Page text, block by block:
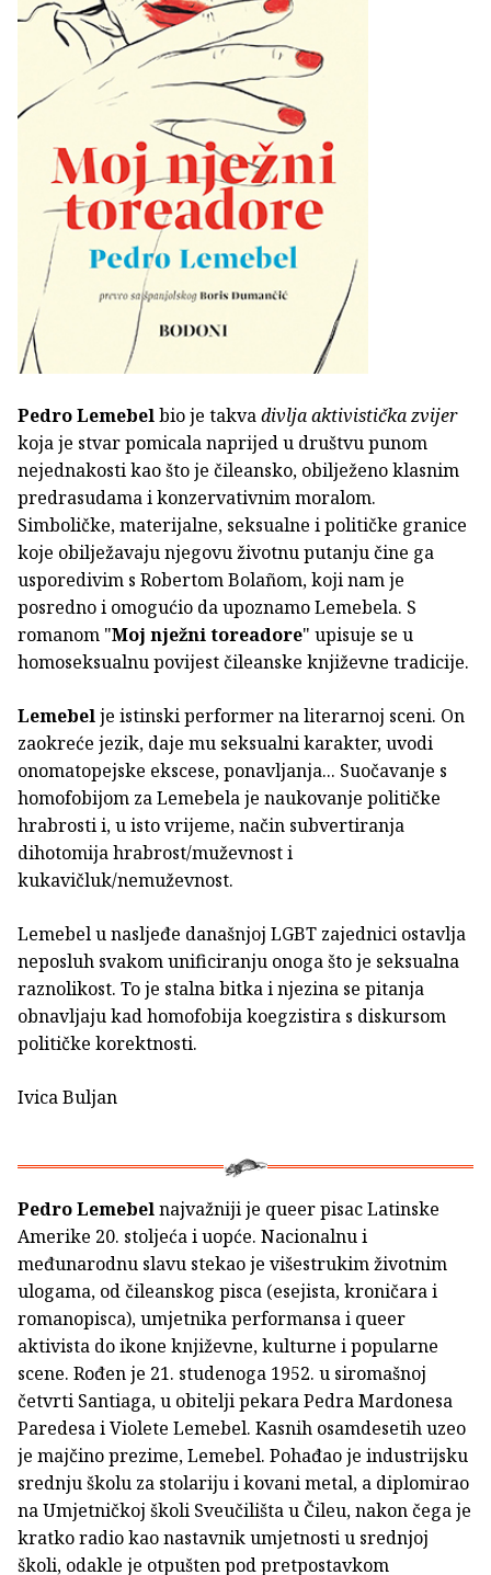
Pedro Lemebelbio je takvadivlja aktivistička zvijer
koja je stvar pomicala naprijed u društvu punom
nejednakosti kao što je čileansko, obilježeno klasnim
predrasudama i konzervativnim moralom.
Simboličke, materijalne, seksualne i političke granice
koje obilježavaju njegovu životnu putanju čine ga
usporedivim s Robertom Bolañom, koji nam je
posredno i omogućio da upoznamo Lemebela. S
romanom "Moj nježni toreadore" upisuje se u
homoseksualnu povijest čileanske književne tradicije.
Lemebelje istinski performer na literarnoj sceni. On
zaokreće jezik, daje mu seksualni karakter, uvodi
onomatopejske ekscese, ponavljanja... Suočavanje s
homofobijom za Lemebela je naukovanje političke
hrabrosti i, u isto vrijeme, način subvertiranja
dihotomija hrabrost/muževnost i
kukavičluk/nemuževnost.
Lemebel u nasljeđe današnjoj LGBT zajednici ostavlja
neposluh svakom unificiranju onoga što je seksualna
raznolikost. To je stalna bitka i njezina se pitanja
obnavljaju kad homofobija koegzistira s diskursom
političke korektnosti.
Ivica Buljan
Pedro Lemebelnajvažniji je queer pisac Latinske
Amerike 20. stoljeća i uopće. Nacionalnu i
međunarodnu slavu stekao je višestrukim životnim
ulogama, od čileanskog pisca (esejista, kroničara i
romanopisca), umjetnika performansa i queer
aktivista do ikone književne, kulturne i popularne
scene. Rođen je 21. studenoga 1952. u siromašnoj
četvrti Santiaga, u obitelji pekara Pedra Mardonesa
Paredesa i Violete Lemebel. Kasnih osamdesetih uzeo
je majčino prezime, Lemebel. Pohađao je industrijsku
srednju školu za stolariju i kovani metal, a diplomirao
na Umjetničkoj školi Sveučilišta u Čileu, nakon čega je
kratko radio kao nastavnik umjetnosti u srednjoj
školi, odakle je otpušten pod pretpostavkom